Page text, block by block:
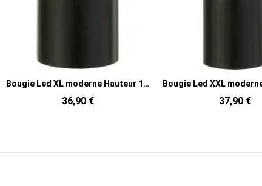
Bougie Led XXL moderne Hauteur 20 cm en Cire Plastique Noir Luzina
37,90 € 39,90 €